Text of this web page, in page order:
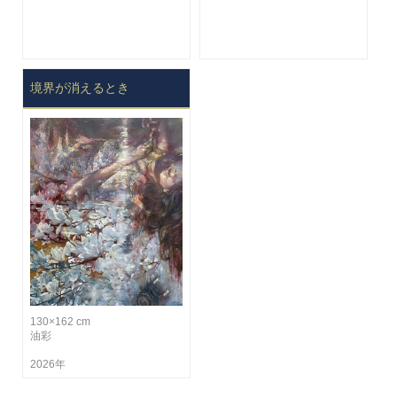
境界が消えるとき
130×162 cm
油彩
2026年